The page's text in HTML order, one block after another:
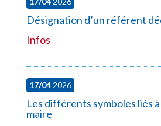
Désignation d’un référent
Infos
17/042026
Les différents symboles liés
maire